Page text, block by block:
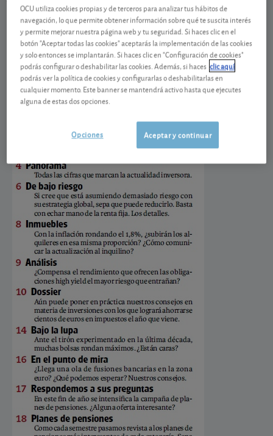
Acabamos de cerrar nuestra revista mensual nº 128
correspondiente al mes de noviembre de 2024. Le
recordamos que no le hace falta esperar a recibirla
por correo para poder consultarla. Puede
descargársela en formato pdf
aquí el sumario:
OCU utiliza cookies propias y de terceros para analizar tus hábitos de
navegación, lo que permite obtener información sobre qué te suscita interés
y permite mejorar nuestra página web y tu seguridad. Si haces clic en el
botón "Aceptar todas las cookies" aceptarás la implementación de las cookies
y solo entonces se implantarán. Si haces clic en "Configuración de cookies"
podrás configurar o deshabilitar las cookies. Además, si haces clic aquí
podrás ver la política de cookies y configurarlas o deshabilitarlas en
cualquier momento. Este banner se mantendrá activo hasta que ejecutes
alguna de estas dos opciones.
Aceptar y continuar
Opciones